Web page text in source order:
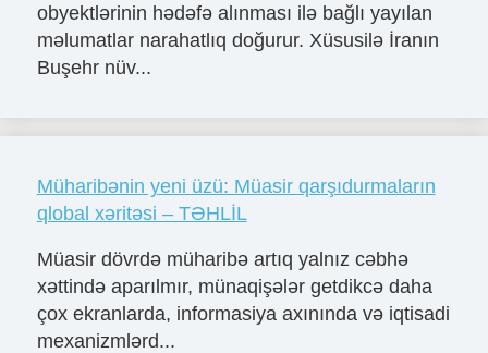
obyektlərinin hədəfə alınması ilə bağlı yayılan
məlumatlar narahatlıq doğurur. Xüsusilə İranın
Buşehr nüv...
Müharibənin yeni üzü: Müasir qarşıdurmaların
qlobal xəritəsi – TƏHLİL
Müasir dövrdə müharibə artıq yalnız cəbhə
xəttində aparılmır, münaqişələr getdikcə daha
çox ekranlarda, informasiya axınında və iqtisadi
mexanizmlərd...